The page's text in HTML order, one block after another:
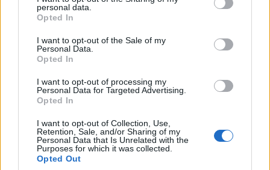
grant or deny consent to Google and its third-party tags to
use your data for below specified purposes in below Google
consent section.
personal data.
Opted In
I want to opt-out of the Sale of my
Personal Data.
Opted In
I want to opt-out of processing my
Personal Data for Targeted Advertising.
Opted In
I want to opt-out of Collection, Use,
Retention, Sale, and/or Sharing of my
Personal Data that Is Unrelated with the
Purposes for which it was collected.
Opted Out
επιτέθηκε φραστικά στον αναπληρωτή
μετά την ολοκλήρωση της επεισοδιακής ακρόασης
φορέων επί του επίμαχου νομοσχεδίου με τις
διατάξεις για τα ταξί.
αντεπίθεση, καταγγέλλοντας πως ο πρόεδρος του
ο οποίος νωρίτερα είχε εξαπολύσει
ακραίους χαρακτηρισμούς εις βάρος του